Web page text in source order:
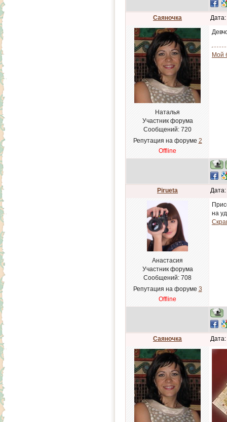
Саяночка
Наталья
Участник форума
Сообщений: 720
Репутация на форуме 2
Offline
Мой
Pirueta
Анастасия
Участник форума
Сообщений: 708
Репутация на форуме 3
Offline
на
Саяночка